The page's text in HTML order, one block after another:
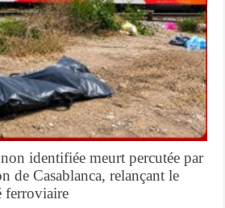
identifiée meurt percutée par
de Casablanca, relançant le
ferroviaire